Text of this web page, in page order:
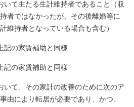
いて主たる生計維持者であること（収
者ではなかったが、その後離婚等に
維持者となっている場合も含む）
記の家賃補助と同様
記の家賃補助と同様
いて、その家計の改善のために次のア
由により転居が必要であり、かつ、